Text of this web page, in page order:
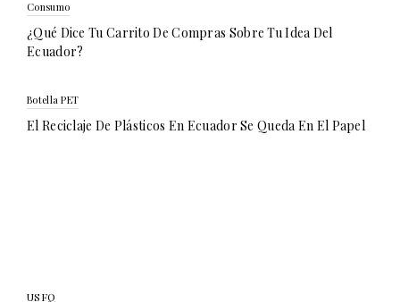
Consumo
¿Qué Dice Tu Carrito De Compras Sobre Tu Idea Del
Ecuador?
Botella PET
El Reciclaje De Plásticos En Ecuador Se Queda En El Papel
USFQ